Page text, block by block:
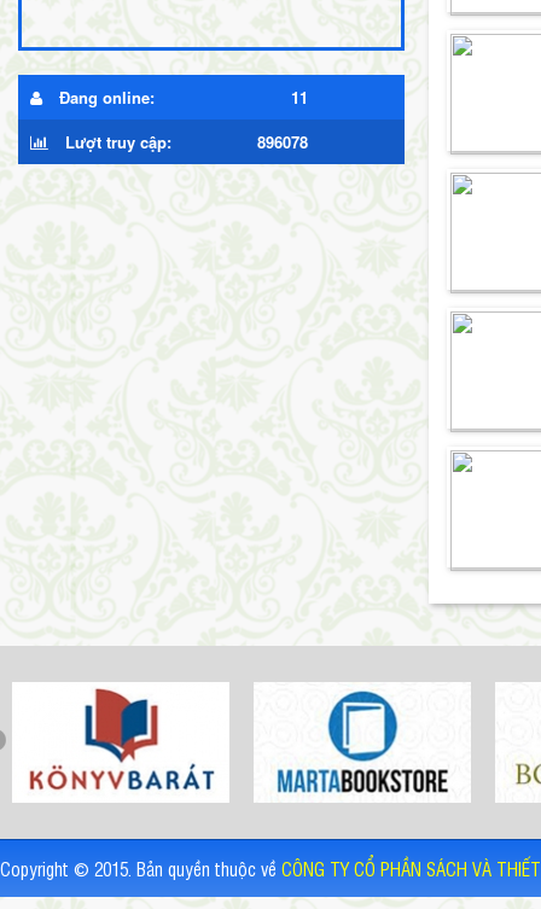
Đang online:
11
Lượt truy cập:
896078
Copyright © 2015. Bản quyền thuộc về CÔNG TY CỔ PHẦN SÁCH VÀ